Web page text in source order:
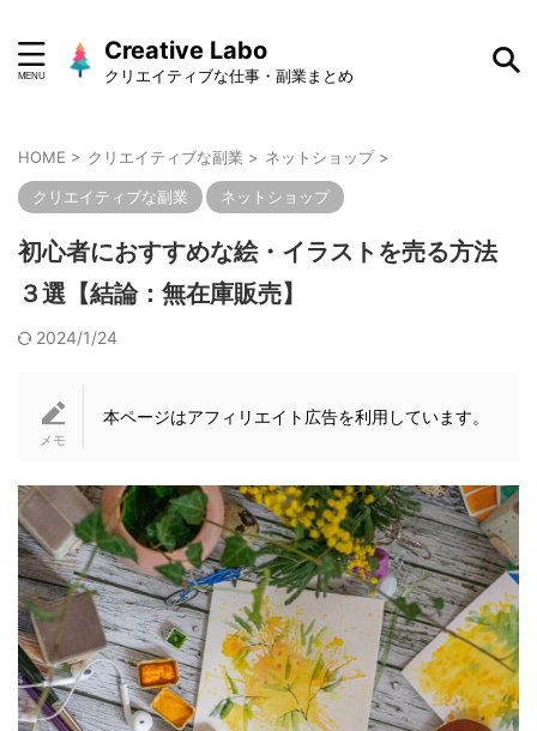
Creative Labo
クリエイティブな仕事・副業まとめ
HOME > クリエイティブな副業 > ネットショップ >
クリエイティブな副業 ネットショップ
初心者におすすめな絵・イラストを売る方法
３選【結論：無在庫販売】
2024/1/24
本ページはアフィリエイト広告を利用しています。